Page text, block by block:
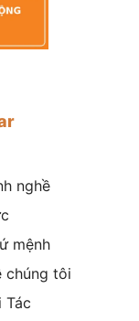
nghề
mệnh
chúng tôi
Tác